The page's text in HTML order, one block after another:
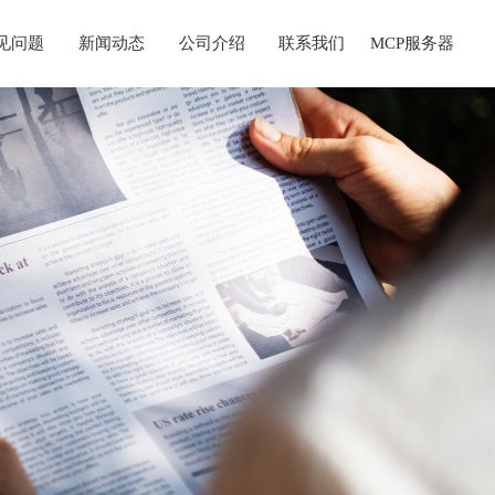
问题 新闻动态 公司介绍 联系我们 MCP服务器